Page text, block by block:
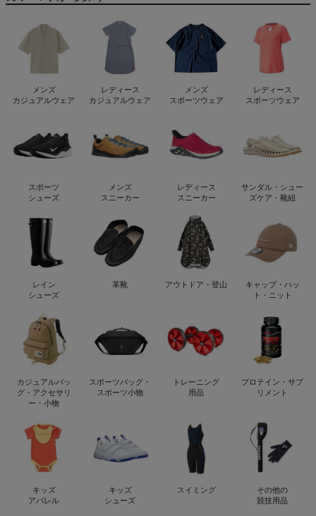
メンズ
カジュアルウェア
レディース
カジュアルウェア
メンズ
スポーツウェア
レディース
スポーツウェア
スポーツ
シューズ
メンズ
スニーカー
レディース
スニーカー
サンダル・シュー
ズケア・靴紐
レイン
シューズ
革靴 アウトドア・登山
キャップ・ハッ
ト・ニット
カジュアルバッ
グ・アクセサリ
ー・小物
スポーツバッグ・
スポーツ小物
トレーニング
用品
プロテイン・サプ
リメント
キッズ
アパレル
キッズ
シューズ
スイミング
その他の
競技用品